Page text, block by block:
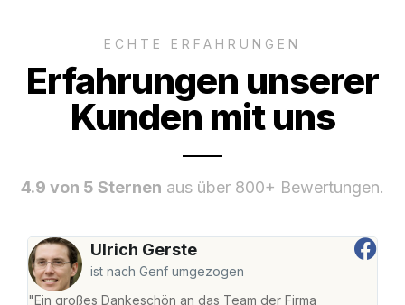
ECHTE ERFAHRUNGEN
Erfahrungen unserer
Kunden mit uns
4.9 von 5 Sternen aus über 800+ Bewertungen.
Ulrich Gerste
ist nach Genf umgezogen
"Ein großes Dankeschön an das Team der Firma